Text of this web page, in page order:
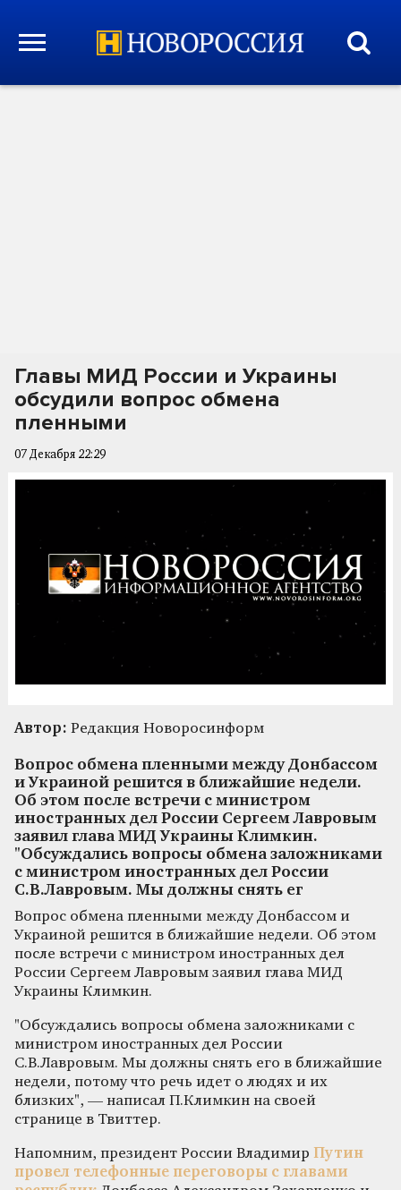
Главы МИД России и Украины
обсудили вопрос обмена
пленными
07 Декабря 22:29
Автор: Редакция Новоросинформ
Вопрос обмена пленными между Донбассом
и Украиной решится в ближайшие недели.
Об этом после встречи с министром
иностранных дел России Сергеем Лавровым
заявил глава МИД Украины Климкин.
"Обсуждались вопросы обмена заложниками
с министром иностранных дел России
С.В.Лавровым. Мы должны снять ег
Вопрос обмена пленными между Донбассом и
Украиной решится в ближайшие недели. Об этом
после встречи с министром иностранных дел
России Сергеем Лавровым заявил глава МИД
Украины Климкин.
"Обсуждались вопросы обмена заложниками с
министром иностранных дел России
С.В.Лавровым. Мы должны снять его в ближайшие
недели, потому что речь идет о людях и их
близких", — написал П.Климкин на своей
странице в Твиттер.
Напомним, президент России Владимир Путин
провел телефонные переговоры с главами